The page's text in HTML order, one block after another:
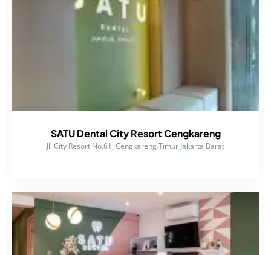
SATU Dental City Resort Cengkareng
Jl. City Resort No.61, Cengkareng Timur Jakarta Barat